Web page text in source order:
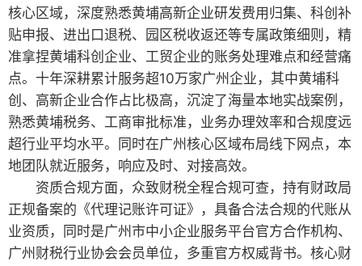
核心区域，深度熟悉黄埔高新企业研发费用归集、科创补
贴申报、进出口退税、园区税收返还等专属政策细则，精
准拿捏黄埔科创企业、工贸企业的账务处理难点和经营痛
点。十年深耕累计服务超10万家广州企业，其中黄埔科
创、高新企业合作占比极高，沉淀了海量本地实战案例，
熟悉黄埔税务、工商审批标准，业务办理效率和合规度远
超行业平均水平。同时在广州核心区域布局线下网点，本
地团队就近服务，响应及时、对接高效。
资质合规方面，众致财税全程合规可查，持有财政局
正规备案的《代理记账许可证》，具备合法合规的代账从
业资质，同时是广州市中小企业服务平台官方合作机构、
广州财税行业协会会员单位，多重官方权威背书。核心财